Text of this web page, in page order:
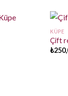
KÜPE
Çift
₺